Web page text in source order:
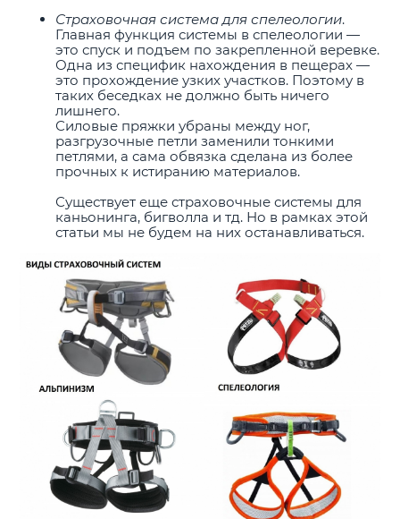
Страховочная система для спелеологии.
Главная функция системы в спелеологии —
это спуск и подъем по закрепленной веревке.
Одна из специфик нахождения в пещерах —
это прохождение узких участков. Поэтому в
таких беседках не должно быть ничего
лишнего.
Силовые пряжки убраны между ног,
разгрузочные петли заменили тонкими
петлями, а сама обвязка сделана из более
прочных к истиранию материалов.
Существует еще страховочные системы для
каньонинга, бигволла и тд. Но в рамках этой
статьи мы не будем на них останавливаться.